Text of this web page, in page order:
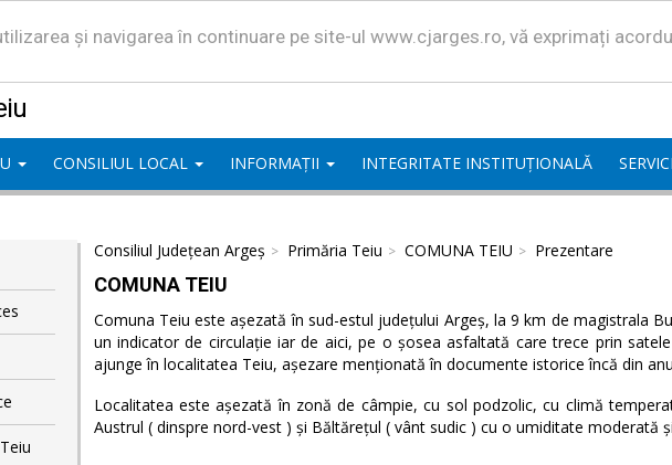
și navigarea în continuare pe site-ul www.cjarges.ro, vă exprimați
CONSILIUL LOCAL INFORMAȚII INTEGRITATE INSTITUȚIONALĂ
Consiliul Județean Argeș Primăria Teiu COMUNA TEIU Prezentare
COMUNA TEIU
Comuna Teiu este așezată în sud-estul județului Argeș, la 9 km de magistrala
un indicator de circulație iar de aici, pe o șosea asfaltată care trece prin
ajunge în localitatea Teiu, așezare menționată în documente istorice încă din
Localitatea este așezată în zonă de câmpie, cu sol podzolic, cu climă
Austrul ( dinspre nord-vest ) și Băltărețul ( vânt sudic ) cu o umiditate moderată